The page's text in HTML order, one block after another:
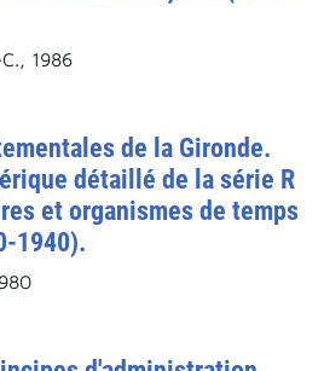
1986
de la Gironde.
détaillé de la série R
et organismes de temps
1940).